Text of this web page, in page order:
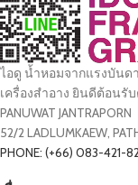
ไอดู น้ำหอมจากแรงบันด
เครื่องสำอาง ยินดีต้อนรั
PANUWAT JANTRAPORN
52/2 LADLUMKAEW,
PHONE: (+66) 083-421-